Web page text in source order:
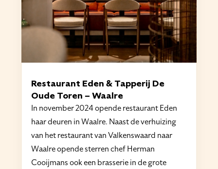
Restaurant Eden & Tapperij De
Oude Toren – Waalre
In november 2024 opende restaurant Eden
haar deuren in Waalre. Naast de verhuizing
van het restaurant van Valkenswaard naar
Waalre opende sterren chef Herman
Cooijmans ook een brasserie in de grote